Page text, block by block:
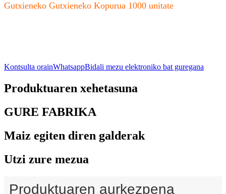
Gutxieneko Gutxieneko Kopurua 1000 unitate
Kontsulta orainWhatsappBidali mezu elektroniko bat guregana
Produktuaren xehetasuna
GURE FABRIKA
Maiz egiten diren galderak
Utzi zure mezua
Produktuaren aurkezpena